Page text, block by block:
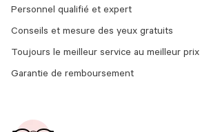
Personnel qualifié et expert
Conseils et mesure des yeux gratuits
Toujours le meilleur service au meilleur prix
Garantie de remboursement